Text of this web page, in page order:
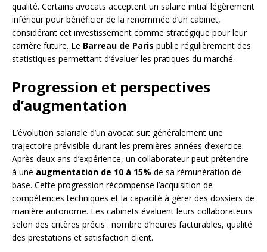
qualité. Certains avocats acceptent un salaire initial légèrement
inférieur pour bénéficier de la renommée d’un cabinet,
considérant cet investissement comme stratégique pour leur
carrière future. Le Barreau de Paris publie régulièrement des
statistiques permettant d’évaluer les pratiques du marché.
Progression et perspectives
d’augmentation
L’évolution salariale d’un avocat suit généralement une
trajectoire prévisible durant les premières années d’exercice.
Après deux ans d’expérience, un collaborateur peut prétendre
à une augmentation de 10 à 15% de sa rémunération de
base. Cette progression récompense l’acquisition de
compétences techniques et la capacité à gérer des dossiers de
manière autonome. Les cabinets évaluent leurs collaborateurs
selon des critères précis : nombre d’heures facturables, qualité
des prestations et satisfaction client.